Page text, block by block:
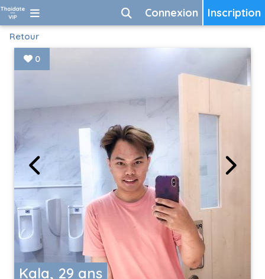
Inscription
Connexion
Retour
Kala, 29 ans
0